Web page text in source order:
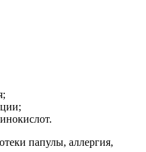
отеки папулы, аллергия,